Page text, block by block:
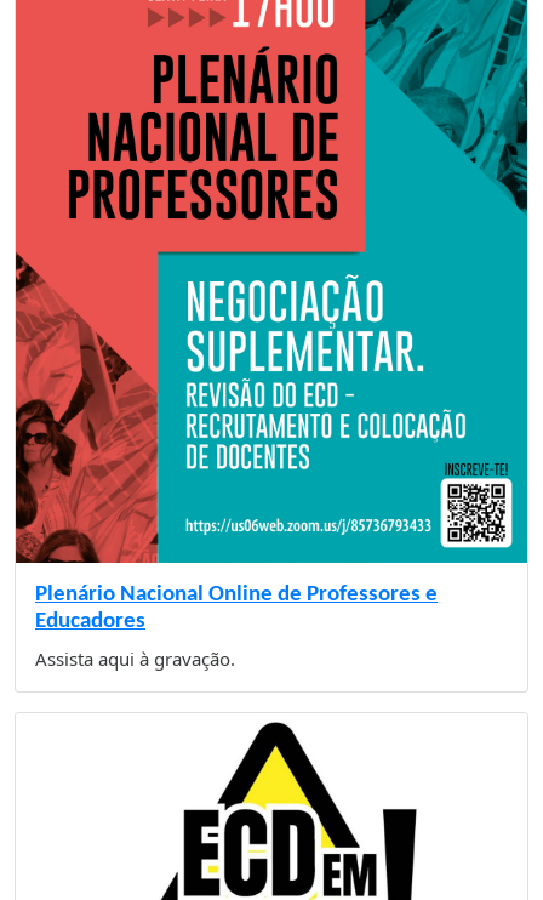
Plenário Nacional Online de Professores e
Educadores
Assista aqui à gravação.